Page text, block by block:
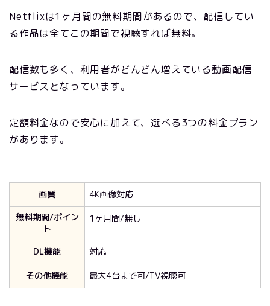
Netflixは1ヶ月間の無料期間があるので、配信してい
る作品は全てこの期間で視聴すれば無料。
配信数も多く、利用者がどんどん増えている動画配信
サービスとなっています。
定額料金なので安心に加えて、選べる3つの料金プラン
があります。
画質
4K画像対応
無料期間/ポイン
ト
1ヶ月間/無し
DL機能
対応
その他機能
最大4台まで可/TV視聴可